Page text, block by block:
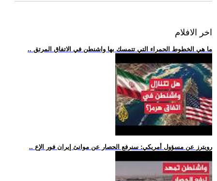
اخر الافلام
.. ما هي الخطوط الحمراء التي تتمسك بها واشنطن في الاتفاق المرتق
.. رويترز عن مسؤول أمريكي: سنرفع الحصار عن موانئ إيران فور الإع